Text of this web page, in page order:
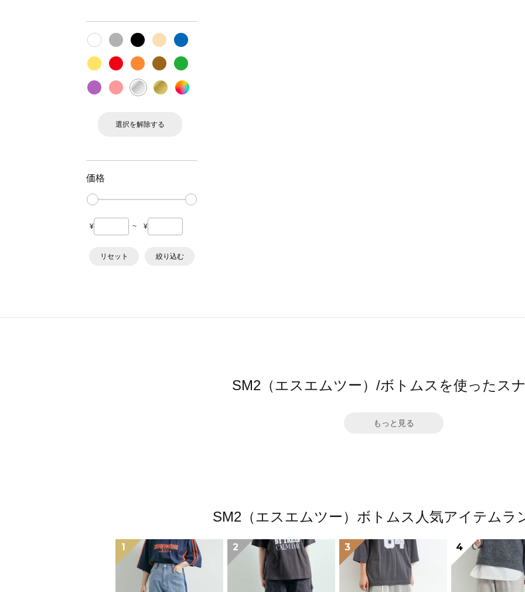
選択を解除する
価格
¥ ~ ¥
リセット 絞り込む
SM2（エスエムツー）/ボトムスを使ったス
もっと見る
SM2（エスエムツー）ボトムス人気アイテムラ
1 2 3 4